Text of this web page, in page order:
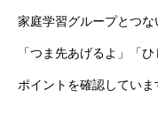
家庭学習グループとつな
「つま先あげるよ」「
ポイントを確認していま